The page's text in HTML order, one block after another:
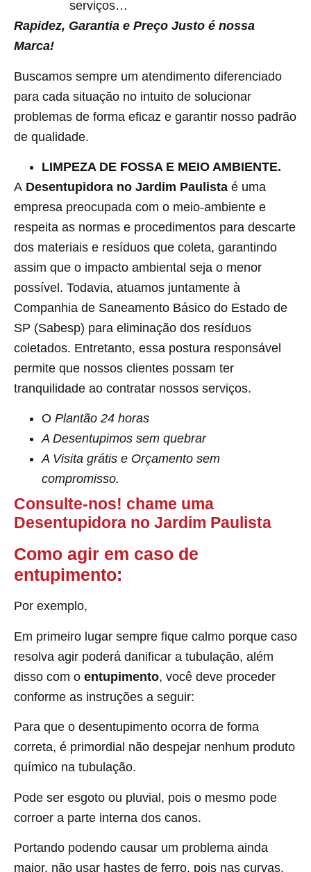
serviços…
Rapidez, Garantia e Preço Justo é nossa
Marca!
Buscamos sempre um atendimento diferenciado
para cada situação no intuito de solucionar
problemas de forma eficaz e garantir nosso padrão
de qualidade.
LIMPEZA DE FOSSA E MEIO AMBIENTE.
A Desentupidora no Jardim Paulista é uma
empresa preocupada com o meio-ambiente e
respeita as normas e procedimentos para descarte
dos materiais e resíduos que coleta, garantindo
assim que o impacto ambiental seja o menor
possível. Todavia, atuamos juntamente à
Companhia de Saneamento Básico do Estado de
SP (Sabesp) para eliminação dos resíduos
coletados. Entretanto, essa postura responsável
permite que nossos clientes possam ter
tranquilidade ao contratar nossos serviços.
O Plantão 24 horas
A Desentupimos sem quebrar
A Visita grátis e Orçamento sem
compromisso.
Consulte-nos! chame uma
Desentupidora no Jardim Paulista
Como agir em caso de
entupimento:
Por exemplo,
Em primeiro lugar sempre fique calmo porque caso
resolva agir poderá danificar a tubulação, além
disso com o entupimento, você deve proceder
conforme as instruções a seguir:
Para que o desentupimento ocorra de forma
correta, é primordial não despejar nenhum produto
químico na tubulação.
Pode ser esgoto ou pluvial, pois o mesmo pode
corroer a parte interna dos canos.
Portando podendo causar um problema ainda
maior, não usar hastes de ferro, pois nas curvas.